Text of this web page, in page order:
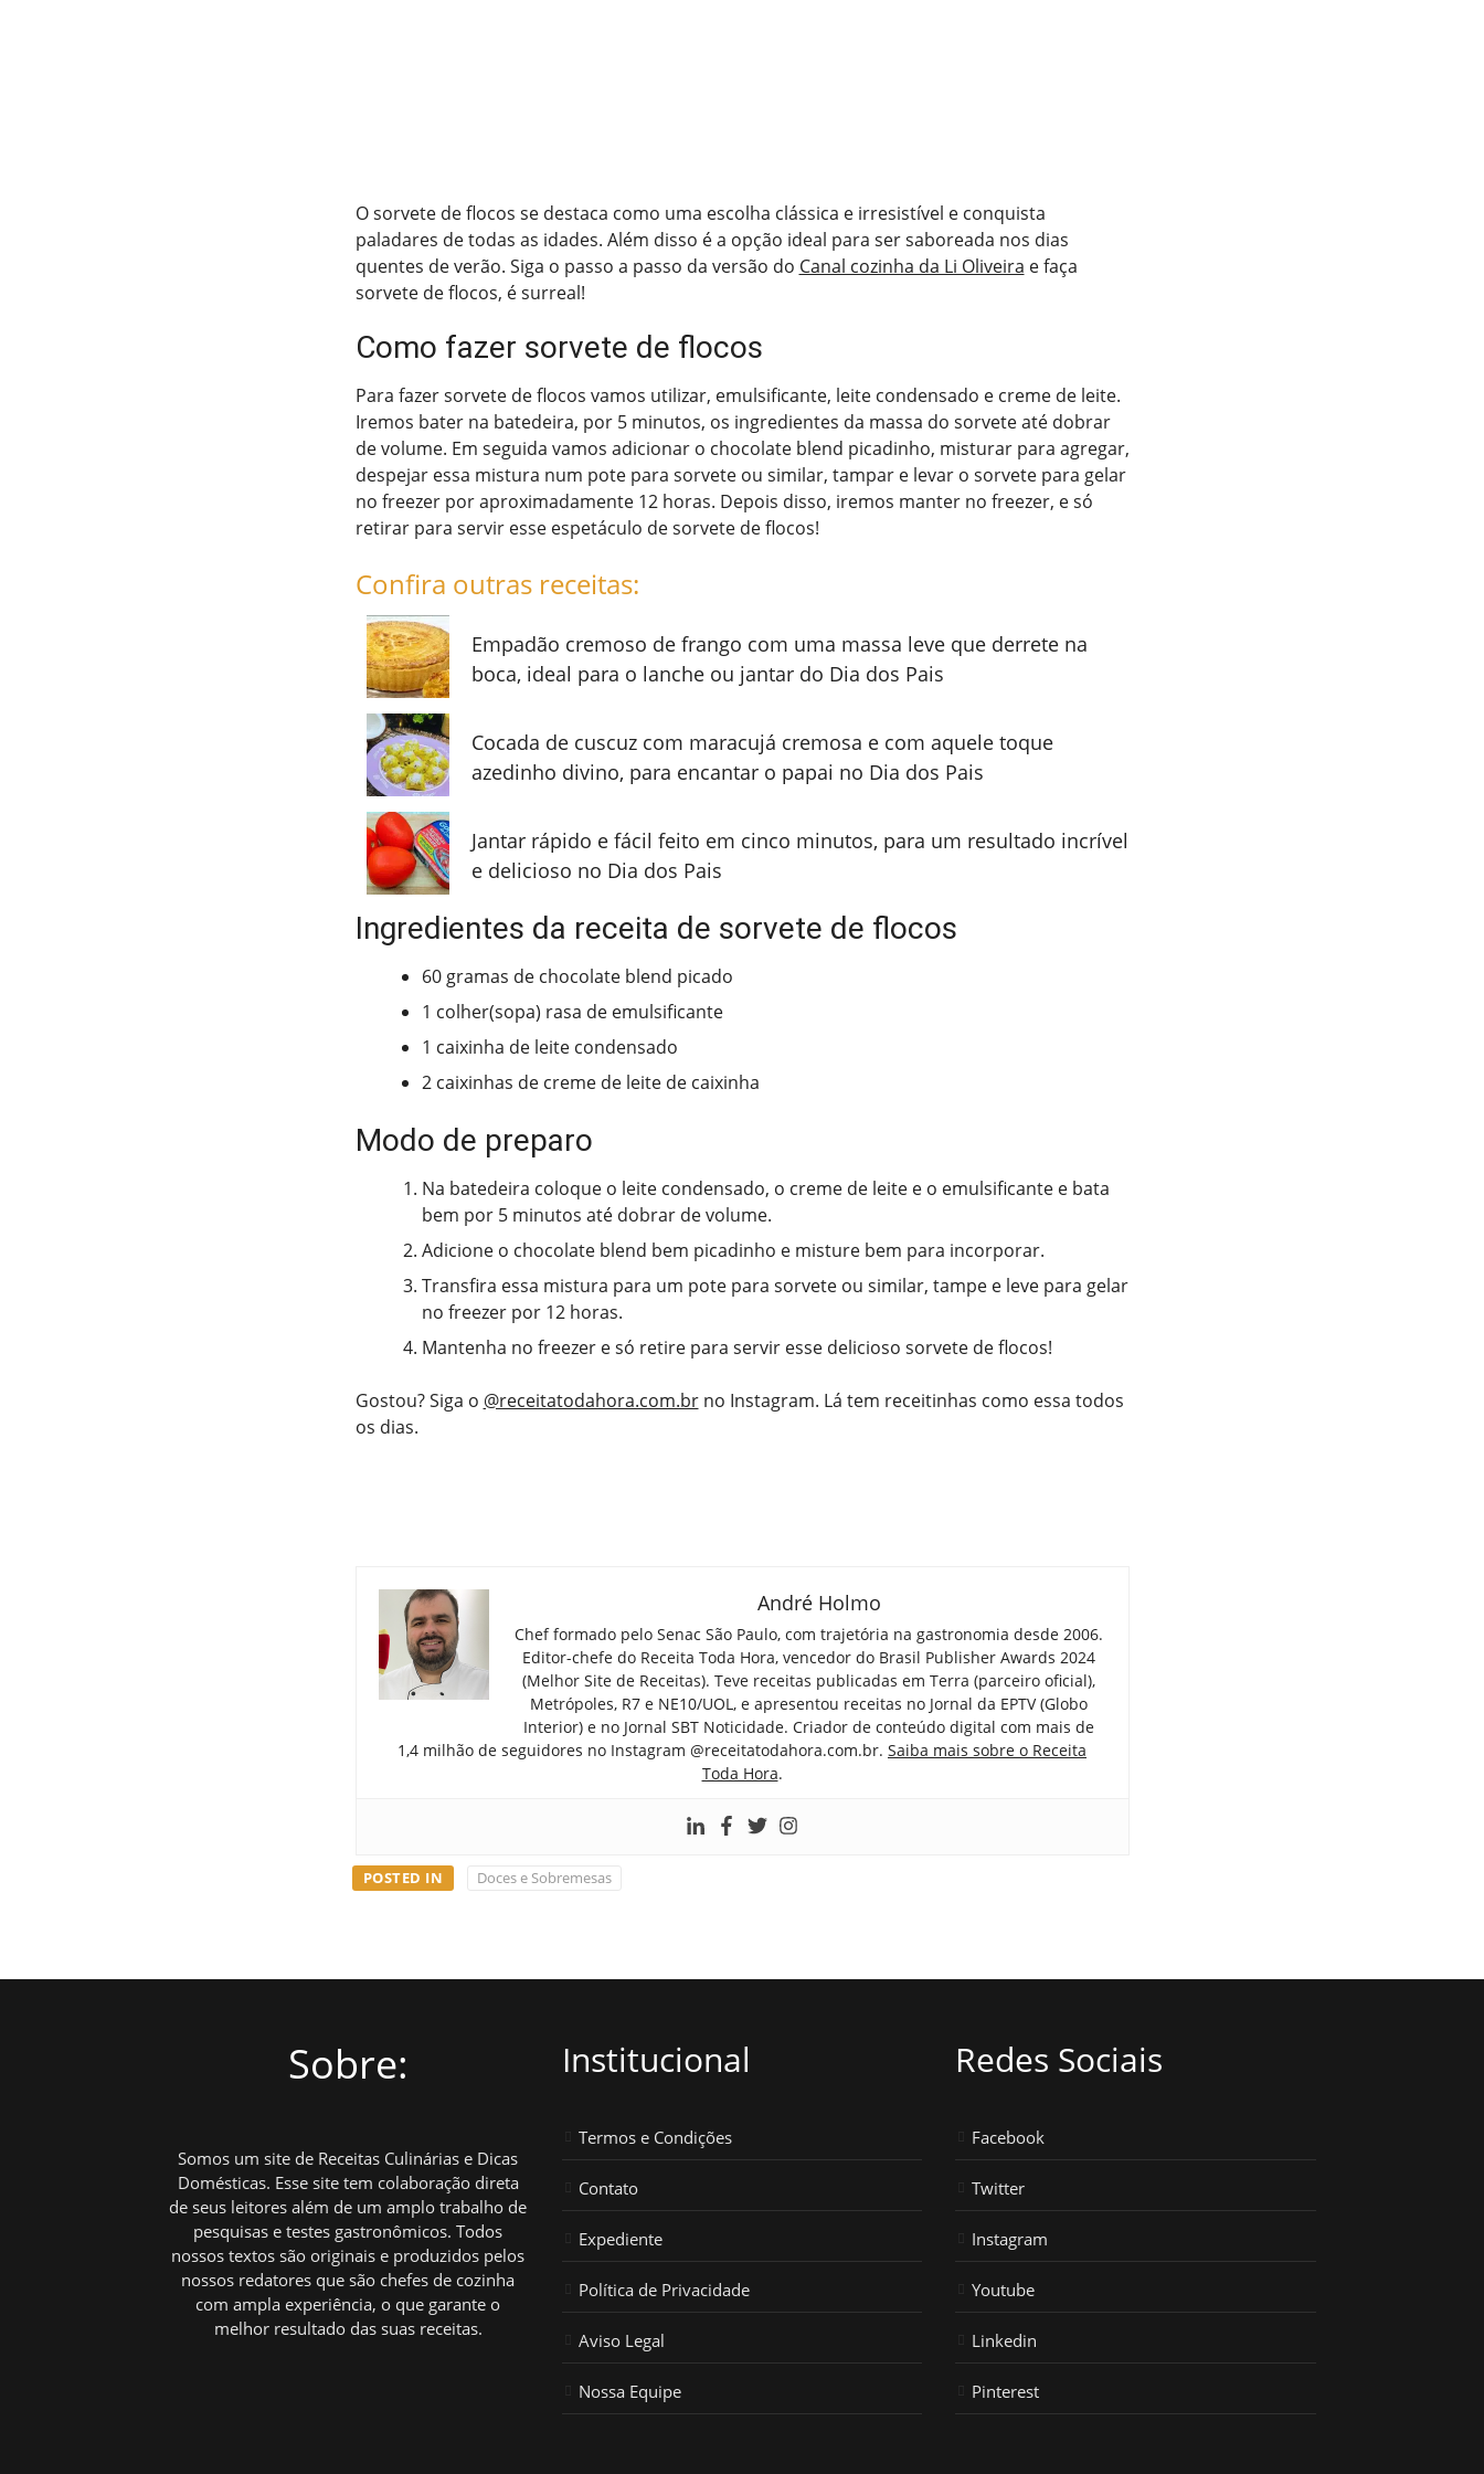
O sorvete de flocos se destaca como uma escolha clássica e irresistível e conquista
paladares de todas as idades. Além disso é a opção ideal para ser saboreada nos dias
quentes de verão. Siga o passo a passo da versão do Canal cozinha da Li Oliveira e faça
sorvete de flocos, é surreal!
Como fazer sorvete de flocos
Para fazer sorvete de flocos vamos utilizar, emulsificante, leite condensado e creme de leite.
Iremos bater na batedeira, por 5 minutos, os ingredientes da massa do sorvete até dobrar
de volume. Em seguida vamos adicionar o chocolate blend picadinho, misturar para agregar,
despejar essa mistura num pote para sorvete ou similar, tampar e levar o sorvete para gelar
no freezer por aproximadamente 12 horas. Depois disso, iremos manter no freezer, e só
retirar para servir esse espetáculo de sorvete de flocos!
Confira outras receitas:
Empadão cremoso de frango com uma massa leve que derrete na
boca, ideal para o lanche ou jantar do Dia dos Pais
Cocada de cuscuz com maracujá cremosa e com aquele toque
azedinho divino, para encantar o papai no Dia dos Pais
Jantar rápido e fácil feito em cinco minutos, para um resultado incrível
e delicioso no Dia dos Pais
Ingredientes da receita de sorvete de flocos
60 gramas de chocolate blend picado
1 colher(sopa) rasa de emulsificante
1 caixinha de leite condensado
2 caixinhas de creme de leite de caixinha
Modo de preparo
Na batedeira coloque o leite condensado, o creme de leite e o emulsificante e bata
bem por 5 minutos até dobrar de volume.
Adicione o chocolate blend bem picadinho e misture bem para incorporar.
Transfira essa mistura para um pote para sorvete ou similar, tampe e leve para gelar
no freezer por 12 horas.
Mantenha no freezer e só retire para servir esse delicioso sorvete de flocos!
Gostou? Siga o @receitatodahora.com.brno Instagram. Lá tem receitinhas como essa todos
os dias.
André Holmo
Chef formado pelo Senac São Paulo, com trajetória na gastronomia desde 2006.
Editor-chefe do Receita Toda Hora, vencedor do Brasil Publisher Awards 2024
(Melhor Site de Receitas). Teve receitas publicadas em Terra (parceiro oficial),
Metrópoles, R7 e NE10/UOL, e apresentou receitas no Jornal da EPTV (Globo
Interior) e no Jornal SBT Noticidade. Criador de conteúdo digital com mais de
1,4 milhão de seguidores no Instagram @receitatodahora.com.br. Saiba mais sobre o Receita
Toda Hora.
POSTED IN Doces e Sobremesas
Sobre:
Somos um site de Receitas Culinárias e Dicas
Domésticas. Esse site tem colaboração direta
de seus leitores além de um amplo trabalho de
pesquisas e testes gastronômicos. Todos
nossos textos são originais e produzidos pelos
nossos redatores que são chefes de cozinha
com ampla experiência, o que garante o
melhor resultado das suas receitas.
Institucional
Termos e Condições
Contato
Expediente
Política de Privacidade
Aviso Legal
Nossa Equipe
Redes Sociais
Facebook
Twitter
Instagram
Youtube
Linkedin
Pinterest